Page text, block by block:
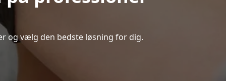
og vælg den bedste løsning for dig.